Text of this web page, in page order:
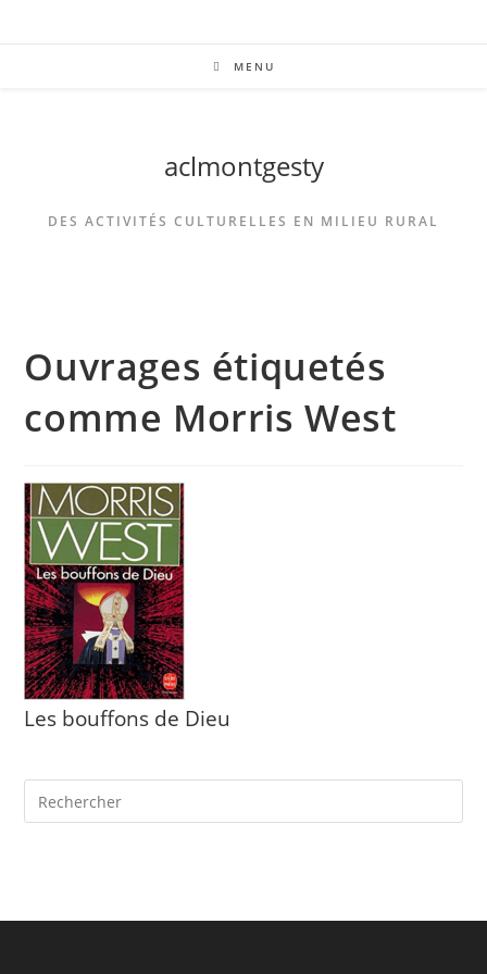
MENU
aclmontgesty
DES ACTIVITÉS CULTURELLES EN MILIEU RURAL
Ouvrages étiquetés
comme Morris West
Les bouffons de Dieu